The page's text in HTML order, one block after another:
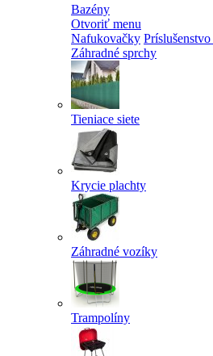
Bazény
Otvoriť menu
Nafukovačky
Záhradné sprchy
Tieniace siete
Krycie plachty
Záhradné vozíky
Trampolíny